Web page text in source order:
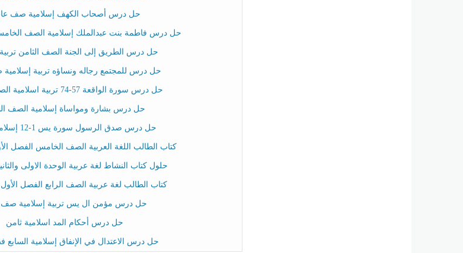
حل درس أصحاب الكهف إسلامية صف
حل درس فاطمة بنت عبدالملك إسلامية الصف
حل درس الطريق إلى الجنة الصف الثامن تربية
حل درس للمجتمع رجاله ونساؤه تربية
حل درس سورة الواقعة 57-74 تربية اسلامية الصف التاسع
حل درس بشارة ومواساة إسلامية الصف
حل درس صدق الرسول سورة يس 1-12 إسلامية ثامن
كتاب الطالب اللغة العربية الصف الخامس الفصل الأول 2023-
حلول كتاب النشاط لغة عربية الوحدة الاولى
كتاب الطالب لغة عربية الصف الرابع الفصل الأول 2023-2024
حل درس مؤمن ال يس تربية إسلامية صف
حل درس أحكام المد اسلامية ثامن
حل درس الاعتدال في الإنفاق إسلامية السابع